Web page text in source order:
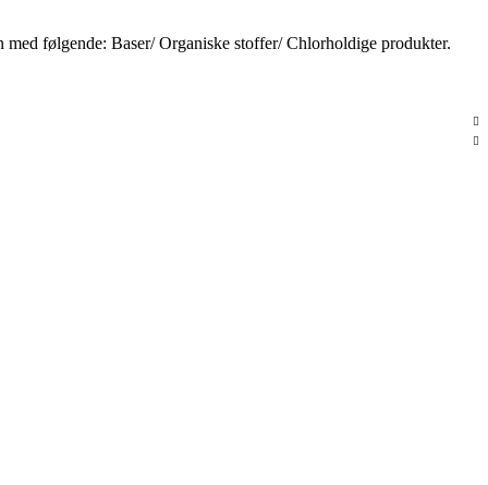
følgende: Baser/ Organiske stoffer/ Chlorholdige produkter.